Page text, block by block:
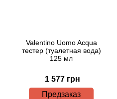
Valentino Uomo Acqua
тестер (туалетная вода)
125 мл
1 577 грн
Предзаказ